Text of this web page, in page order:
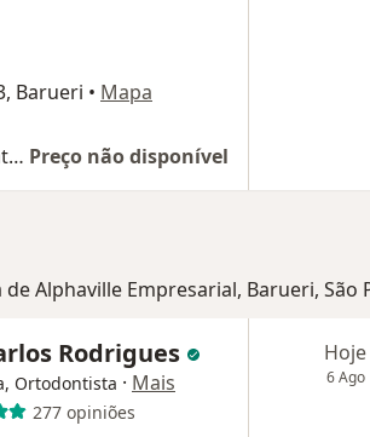
Barueri • Mapa
Primeira consulta Odontológica Preço não disponível
Alphaville Empresarial, Barueri, São
Rodrigues
Ortodontista · Mais
277 opiniões
Hoje
6 Ago